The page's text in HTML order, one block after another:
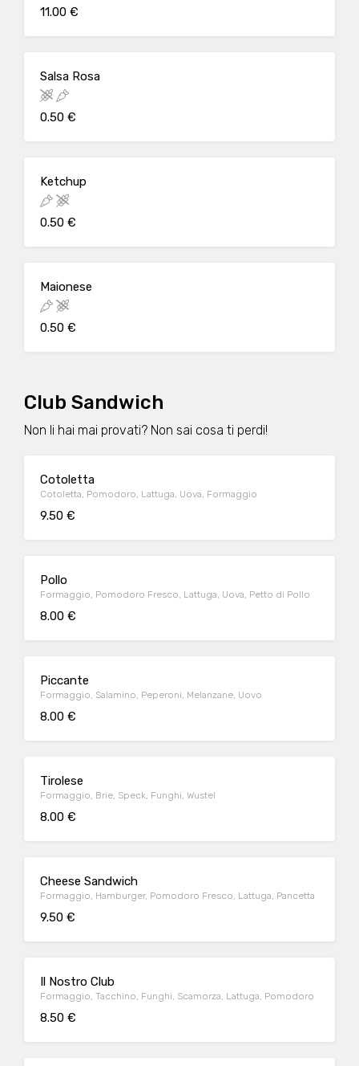
11.00 €
Salsa Rosa
0.50 €
Ketchup
0.50 €
Maionese
0.50 €
Club Sandwich
Non li hai mai provati? Non sai cosa ti perdi!
Cotoletta
Cotoletta, Pomodoro, Lattuga, Uova, Formaggio
9.50 €
Pollo
Formaggio, Pomodoro Fresco, Lattuga, Uova, Petto di Pollo
8.00 €
Piccante
Formaggio, Salamino, Peperoni, Melanzane, Uovo
8.00 €
Tirolese
Formaggio, Brie, Speck, Funghi, Wustel
8.00 €
Cheese Sandwich
Formaggio, Hamburger, Pomodoro Fresco, Lattuga, Pancetta
9.50 €
Il Nostro Club
Formaggio, Tacchino, Funghi, Scamorza, Lattuga, Pomodoro
8.50 €